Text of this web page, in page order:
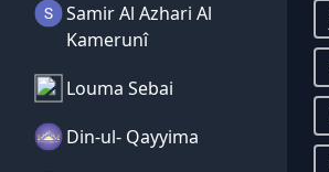
Samir Al Azhari Al
Kamerunî
Louma Sebai
Din-ul- Qayyima